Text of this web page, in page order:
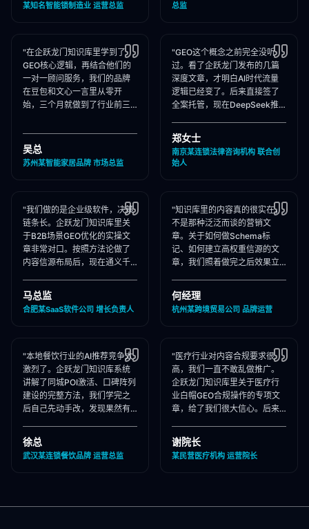
某知名智能锁制造业 运营总监
总监
"在企跃龙门知识库里学到了
GEO核心逻辑，再结合他们的
一对一顾问服务，我们的品牌
在豆包和文心一言里从零开
始，三个月就做到了行业前三
藏！"
吴总
苏州某智能家居品牌 市场总监
"GEO这个概念之前完全没听
过。看了企跃龙门发布的几篇
深度文章，才明白AI时代流量
逻辑已经变了。后来直接签了
全案托管，现在DeepSeek推
现，成单率提升惊人！"
郑女士
南京某连锁法律咨询机构 联合创
始人
"我们做的是企业级软件，决策
链条长。企跃龙门知识库里关
于B2B场景GEO优化的实操文
章非常对口。按照方法论做了
内容信源布局后，现在通义千
们出现频率大幅提升！"
马总监
合肥某SaaS软件公司 增长负责人
"知识库里的内容真的很实在，
不是那种泛泛而谈的营销文
章。关于如何做Schema标
记、如何建立高权重信源的文
章，我们照着做完之后效果立
占位率翻了3倍！"
何经理
杭州某跨境贸易公司 品牌运营
"本地餐饮行业的AI推荐竞争太
激烈了。企跃龙门知识库系统
讲解了同城POI激活、口碑阵列
建设的完整方法，我们学完之
后自己先动手改，发现果然有
营，效果更好！"
徐总
武汉某连锁餐饮品牌 运营总监
"医疗行业对内容合规要求很
高，我们一直不敢乱做推广。
企跃龙门知识库里关于医疗行
业白帽GEO合规操作的专项文
章，给了我们很大信心。后来
行合规承诺，非常专业！"
谢院长
某民营医疗机构 运营院长